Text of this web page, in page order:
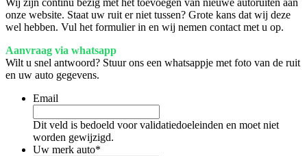
onze website. Staat uw ruit er niet tussen? Grote kans dat wij deze
wel hebben. Vul het formulier in en wij nemen contact met u op.
Aanvraag via whatsapp
Wilt u snel antwoord? Stuur ons een whatsappje met foto van de ruit
en uw auto gegevens.
Email
Dit veld is bedoeld voor validatiedoeleinden en moet niet
worden gewijzigd.
Uw merk auto*